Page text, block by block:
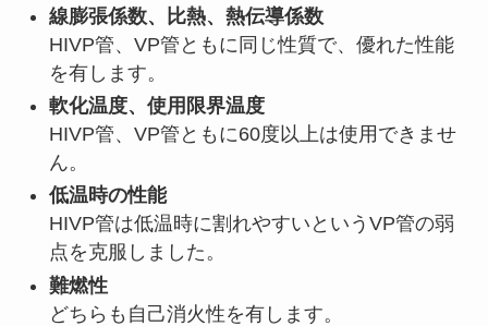
線膨張係数、比熱、熱伝導係数
HIVP管、VP管ともに同じ性質で、優れた性能
を有します。
軟化温度、使用限界温度
HIVP管、VP管ともに60度以上は使用できませ
ん。
低温時の性能
HIVP管は低温時に割れやすいというVP管の弱
点を克服しました。
難燃性
どちらも自己消火性を有します。